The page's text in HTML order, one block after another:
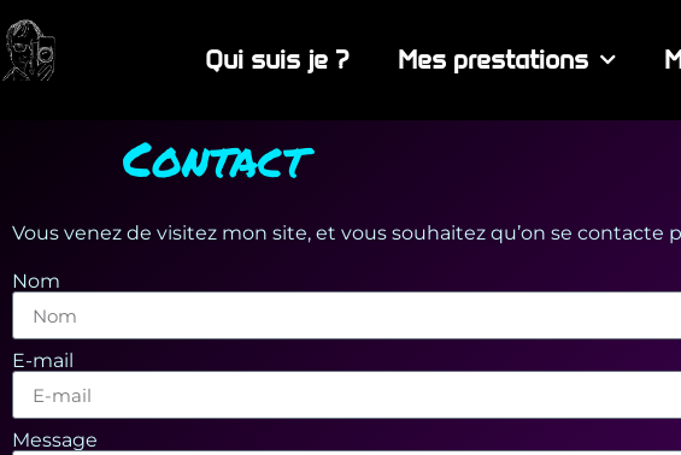
Qui suis je ? Mes prestations
Contact
Vous venez de visitez mon site, et vous souhaitez qu’on se
Nom
E-mail
Message